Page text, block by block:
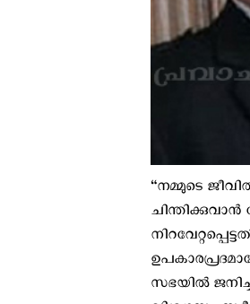
“നമ്മുടെ
സഭയില്‍